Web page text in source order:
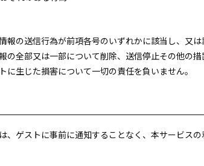
報の送信行為が前項各号のいずれかに該当し、又
全部又は一部について削除、送信停止その他の
生じた損害について一切の責任を負いません。
、ゲストに事前に通知することなく、本サービス